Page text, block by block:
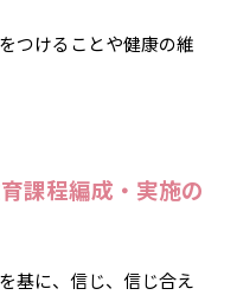
つけることや健康の維
課程編成・実施の
基に、信じ、信じ合え